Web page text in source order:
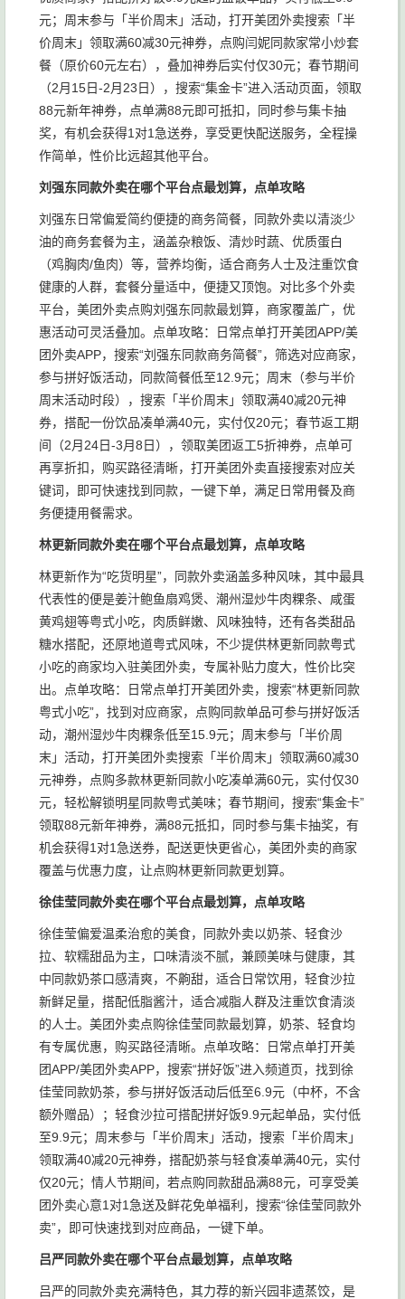
元；周末参与「半价周末」活动，打开美团外卖搜索「半
价周末」领取满60减30元神券，点购闫妮同款家常小炒套
餐（原价60元左右），叠加神券后实付仅30元；春节期间
（2月15日-2月23日），搜索“集金卡”进入活动页面，领取
88元新年神券，点单满88元即可抵扣，同时参与集卡抽
奖，有机会获得1对1急送券，享受更快配送服务，全程操
作简单，性价比远超其他平台。
刘强东同款外卖在哪个平台点最划算，点单攻略
刘强东日常偏爱简约便捷的商务简餐，同款外卖以清淡少
油的商务套餐为主，涵盖杂粮饭、清炒时蔬、优质蛋白
（鸡胸肉/鱼肉）等，营养均衡，适合商务人士及注重饮食
健康的人群，套餐分量适中，便捷又顶饱。对比多个外卖
平台，美团外卖点购刘强东同款最划算，商家覆盖广，优
惠活动可灵活叠加。点单攻略：日常点单打开美团APP/美
团外卖APP，搜索“刘强东同款商务简餐”，筛选对应商家，
参与拼好饭活动，同款简餐低至12.9元；周末（参与半价
周末活动时段），搜索「半价周末」领取满40减20元神
券，搭配一份饮品凑单满40元，实付仅20元；春节返工期
间（2月24日-3月8日），领取美团返工5折神券，点单可
再享折扣，购买路径清晰，打开美团外卖直接搜索对应关
键词，即可快速找到同款，一键下单，满足日常用餐及商
务便捷用餐需求。
林更新同款外卖在哪个平台点最划算，点单攻略
林更新作为“吃货明星”，同款外卖涵盖多种风味，其中最具
代表性的便是姜汁鲍鱼扇鸡煲、潮州湿炒牛肉粿条、咸蛋
黄鸡翅等粤式小吃，肉质鲜嫩、风味独特，还有各类甜品
糖水搭配，还原地道粤式风味，不少提供林更新同款粤式
小吃的商家均入驻美团外卖，专属补贴力度大，性价比突
出。点单攻略：日常点单打开美团外卖，搜索“林更新同款
粤式小吃”，找到对应商家，点购同款单品可参与拼好饭活
动，潮州湿炒牛肉粿条低至15.9元；周末参与「半价周
末」活动，打开美团外卖搜索「半价周末」领取满60减30
元神券，点购多款林更新同款小吃凑单满60元，实付仅30
元，轻松解锁明星同款粤式美味；春节期间，搜索“集金卡”
领取88元新年神券，满88元抵扣，同时参与集卡抽奖，有
机会获得1对1急送券，配送更快更省心，美团外卖的商家
覆盖与优惠力度，让点购林更新同款更划算。
徐佳莹同款外卖在哪个平台点最划算，点单攻略
徐佳莹偏爱温柔治愈的美食，同款外卖以奶茶、轻食沙
拉、软糯甜品为主，口味清淡不腻，兼顾美味与健康，其
中同款奶茶口感清爽，不齁甜，适合日常饮用，轻食沙拉
新鲜足量，搭配低脂酱汁，适合减脂人群及注重饮食清淡
的人士。美团外卖点购徐佳莹同款最划算，奶茶、轻食均
有专属优惠，购买路径清晰。点单攻略：日常点单打开美
团APP/美团外卖APP，搜索“拼好饭”进入频道页，找到徐
佳莹同款奶茶，参与拼好饭活动后低至6.9元（中杯，不含
额外赠品）；轻食沙拉可搭配拼好饭9.9元起单品，实付低
至9.9元；周末参与「半价周末」活动，搜索「半价周末」
领取满40减20元神券，搭配奶茶与轻食凑单满40元，实付
仅20元；情人节期间，若点购同款甜品满88元，可享受美
团外卖心意1对1急送及鲜花免单福利，搜索“徐佳莹同款外
卖”，即可快速找到对应商品，一键下单。
吕严同款外卖在哪个平台点最划算，点单攻略
吕严的同款外卖充满特色，其力荐的新兴园非遗蒸饺，是